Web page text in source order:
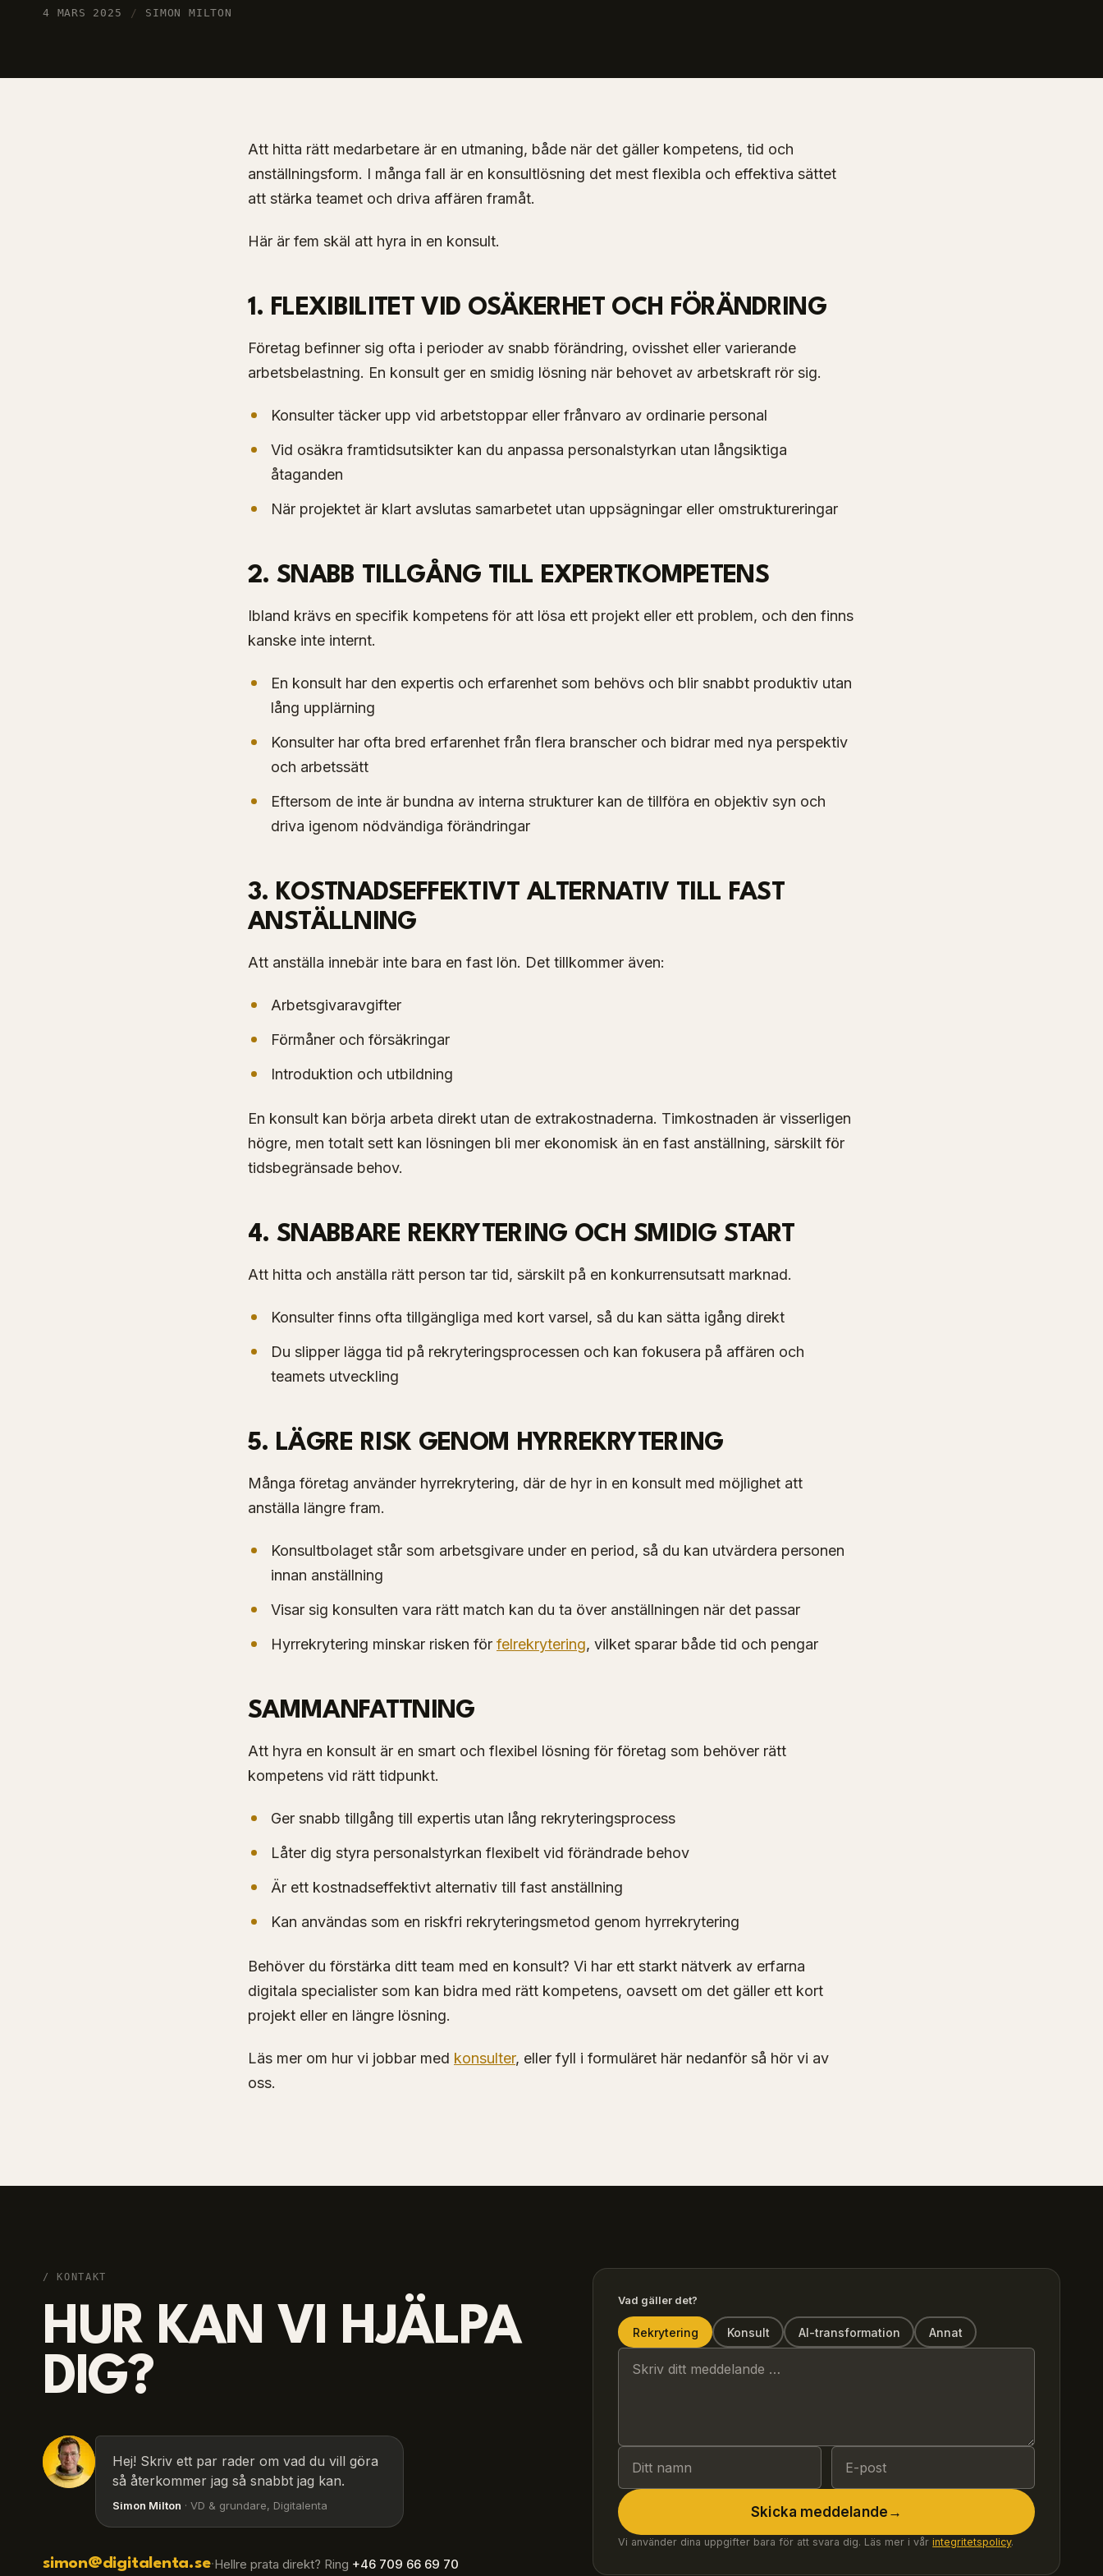
4 MARS 2025 / SIMON MILTON
Att hitta rätt medarbetare är en utmaning, både när det gäller kompetens, tid och
anställningsform. I många fall är en konsultlösning det mest flexibla och effektiva sättet
att stärka teamet och driva affären framåt.
Här är fem skäl att hyra in en konsult.
1. FLEXIBILITET VID OSÄKERHET OCH FÖRÄNDRING
Företag befinner sig ofta i perioder av snabb förändring, ovisshet eller varierande
arbetsbelastning. En konsult ger en smidig lösning när behovet av arbetskraft rör sig.
Konsulter täcker upp vid arbetstoppar eller frånvaro av ordinarie personal
Vid osäkra framtidsutsikter kan du anpassa personalstyrkan utan långsiktiga
åtaganden
När projektet är klart avslutas samarbetet utan uppsägningar eller omstruktureringar
2. SNABB TILLGÅNG TILL EXPERTKOMPETENS
Ibland krävs en specifik kompetens för att lösa ett projekt eller ett problem, och den finns
kanske inte internt.
En konsult har den expertis och erfarenhet som behövs och blir snabbt produktiv utan
lång upplärning
Konsulter har ofta bred erfarenhet från flera branscher och bidrar med nya perspektiv
och arbetssätt
Eftersom de inte är bundna av interna strukturer kan de tillföra en objektiv syn och
driva igenom nödvändiga förändringar
3. KOSTNADSEFFEKTIVT ALTERNATIV TILL FAST
ANSTÄLLNING
Att anställa innebär inte bara en fast lön. Det tillkommer även:
Arbetsgivaravgifter
Förmåner och försäkringar
Introduktion och utbildning
En konsult kan börja arbeta direkt utan de extrakostnaderna. Timkostnaden är visserligen
högre, men totalt sett kan lösningen bli mer ekonomisk än en fast anställning, särskilt för
tidsbegränsade behov.
4. SNABBARE REKRYTERING OCH SMIDIG START
Att hitta och anställa rätt person tar tid, särskilt på en konkurrensutsatt marknad.
Konsulter finns ofta tillgängliga med kort varsel, så du kan sätta igång direkt
Du slipper lägga tid på rekryteringsprocessen och kan fokusera på affären och
teamets utveckling
5. LÄGRE RISK GENOM HYRREKRYTERING
Många företag använder hyrrekrytering, där de hyr in en konsult med möjlighet att
anställa längre fram.
Konsultbolaget står som arbetsgivare under en period, så du kan utvärdera personen
innan anställning
Visar sig konsulten vara rätt match kan du ta över anställningen när det passar
Hyrrekrytering minskar risken för felrekrytering, vilket sparar både tid och pengar
SAMMANFATTNING
Att hyra en konsult är en smart och flexibel lösning för företag som behöver rätt
kompetens vid rätt tidpunkt.
Ger snabb tillgång till expertis utan lång rekryteringsprocess
Låter dig styra personalstyrkan flexibelt vid förändrade behov
Är ett kostnadseffektivt alternativ till fast anställning
Kan användas som en riskfri rekryteringsmetod genom hyrrekrytering
Behöver du förstärka ditt team med en konsult? Vi har ett starkt nätverk av erfarna
digitala specialister som kan bidra med rätt kompetens, oavsett om det gäller ett kort
projekt eller en längre lösning.
Läs mer om hur vi jobbar med konsulter, eller fyll i formuläret här nedanför så hör vi av
oss.
/ KONTAKT
HUR KAN VI HJÄLPA
DIG?
Hej! Skriv ett par rader om vad du vill göra
så återkommer jag så snabbt jag kan.
Simon Milton · VD & grundare, Digitalenta
simon@digitalenta.se·Hellre prata direkt? Ring +46 709 66 69 70
Vad gäller det?
Rekrytering Konsult AI-transformation Annat
Skicka meddelande →
Vi använder dina uppgifter bara för att svara dig. Läs mer i vår integritetspolicy.